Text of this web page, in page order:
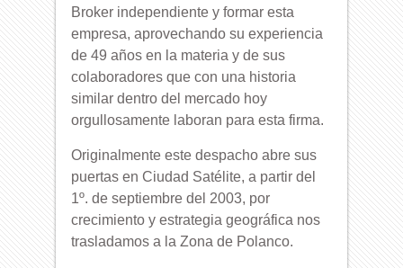
Broker independiente y formar esta
empresa, aprovechando su experiencia
de 49 años en la materia y de sus
colaboradores que con una historia
similar dentro del mercado hoy
orgullosamente laboran para esta firma.
Originalmente este despacho abre sus
puertas en Ciudad Satélite, a partir del
1º. de septiembre del 2003, por
crecimiento y estrategia geográfica nos
trasladamos a la Zona de Polanco.